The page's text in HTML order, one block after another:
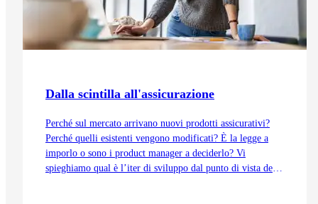
Dalla scintilla all'assicurazione
Perché sul mercato arrivano nuovi prodotti assicurativi?
Perché quelli esistenti vengono modificati? È la legge a
imporlo o sono i product manager a deciderlo? Vi
spieghiamo qual è l’iter di sviluppo dal punto di vista del